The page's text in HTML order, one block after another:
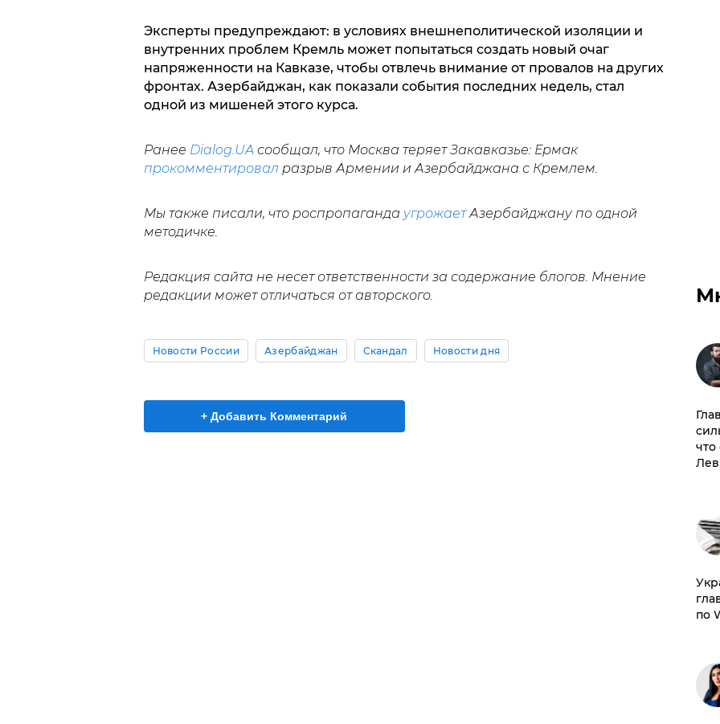
Эксперты предупреждают: в условиях внешнеполитической изоляции и
внутренних проблем Кремль может попытаться создать новый очаг
напряженности на Кавказе, чтобы отвлечь внимание от провалов на других
фронтах. Азербайджан, как показали события последних недель, стал
одной из мишеней этого курса.
Ранее Dialog.UAсообщал, что Москва теряет Закавказье: Ермак
прокомментировал разрыв Армении и Азербайджана с Кремлем.
Мы также писали, что роспропаганда угрожаетАзербайджану по одной
методичке.
Редакция сайта не несет ответственности за содержание блогов. Мнение
редакции может отличаться от авторского.
Новости России Азербайджан Скандал Новости дня
+ Добавить Комментарий
что
по